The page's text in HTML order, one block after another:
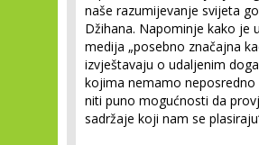
naše razumijevanje svijeta
Džihana. Napominje kako je
medija „posebno značajna
izvještavaju o udaljenim
kojima nemamo neposredno
niti puno mogućnosti da
sadržaje koji nam se